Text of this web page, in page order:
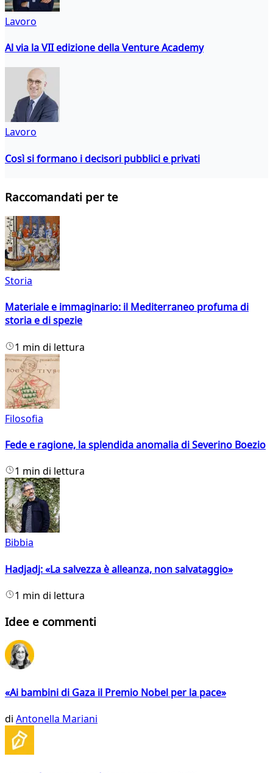
Lavoro
Al via la VII edizione della Venture Academy
Lavoro
Così si formano i decisori pubblici e privati
Raccomandati per te
Storia
Materiale e immaginario: il Mediterraneo profuma di
storia e di spezie
1 min di lettura
Filosofia
Fede e ragione, la splendida anomalia di Severino Boezio
1 min di lettura
Bibbia
Hadjadj: «La salvezza è alleanza, non salvataggio»
1 min di lettura
Idee e commenti
«Ai bambini di Gaza il Premio Nobel per la pace»
di Antonella Mariani